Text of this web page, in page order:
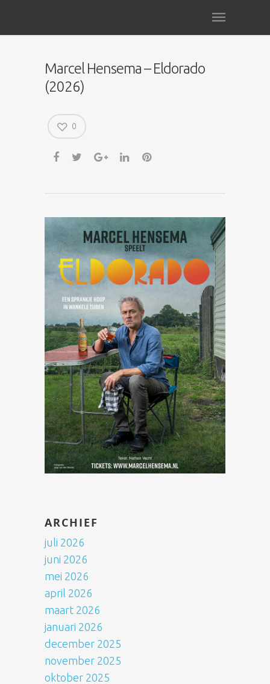
Marcel Hensema – Eldorado
(2026)
0
ARCHIEF
juli 2026
juni 2026
mei 2026
april 2026
maart 2026
januari 2026
december 2025
november 2025
oktober 2025